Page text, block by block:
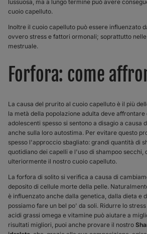
lussuosa, ma a lungo termine può avere
cuoio capelluto.
Inoltre il cuoio capelluto può essere influenzato
ovvero stress e fattori ormonali; soprattutto
mestruale.
Forfora: come
La causa del prurito al cuoio capelluto è il più
la metà della popolazione adulta deve affrontare
adolescenti spesso si sentono a disagio a causa
anche sulla loro autostima. Per evitare questo
spesso l'approccio sbagliato: grandi quantità di
quotidiano dei capelli e l'uso di shampoo secchi,
ulteriormente il nostro cuoio capelluto.
La forfora di solito si verifica a causa di
deposito di cellule morte della pelle.
è influenzato anche dalla genetica, dalla dieta e
possiamo fare un bel po' da soli. Ridurre lo
acidi grassi omega e vitamine può aiutare a
risultati migliori, puoi anche provare il nostro